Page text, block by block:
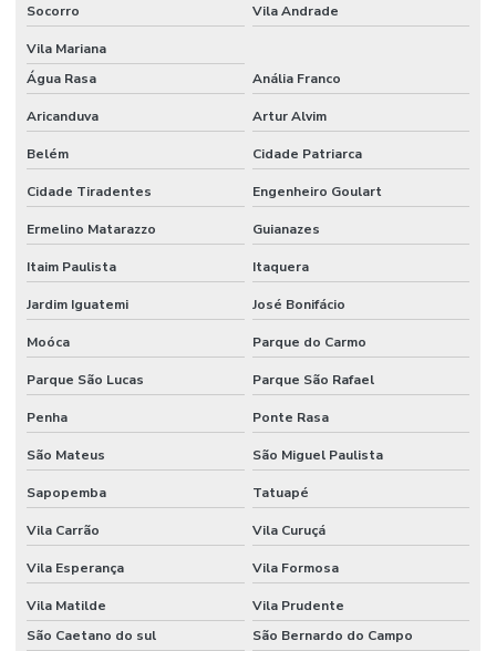
Projeto cftv residencial
Projeto de circuito fechado de tv
Projeto de instalação de cameras ip
Projeto de instalação de câmeras de segurança
Projeto de segurança eletrônica
Projeto de segurança eletronica para condominios
Serviço de monitoramento 24 horas
Serviço de monitoramento de alarme
Sistema de acesso com reconhecimento facial para condomínio
Sistema de câmeras com reconhecimento facial
Sistema de cftv
Solução de vigilância inteligente para condomínio
Socorro Vila Andrade
Vila Mariana
Água Rasa
Anália Franco
Aricanduva Artur Alvim
Belém Cidade Patriarca
Cidade Tiradentes Engenheiro Goulart
Ermelino Matarazzo Guianazes
Itaim Paulista Itaquera
Jardim Iguatemi José Bonifácio
Moóca Parque do Carmo
Parque São Lucas Parque São Rafael
Penha Ponte Rasa
São Mateus São Miguel Paulista
Sapopemba Tatuapé
Vila Carrão Vila Curuçá
Vila Esperança Vila Formosa
Vila Matilde
Vila Prudente
São Caetano do sul
São Bernardo do Campo